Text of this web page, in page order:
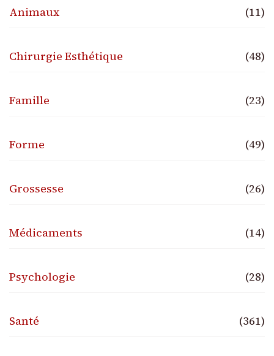
Animaux (11)
Chirurgie Esthétique (48)
Famille (23)
Forme (49)
Grossesse (26)
Médicaments (14)
Psychologie (28)
Santé (361)